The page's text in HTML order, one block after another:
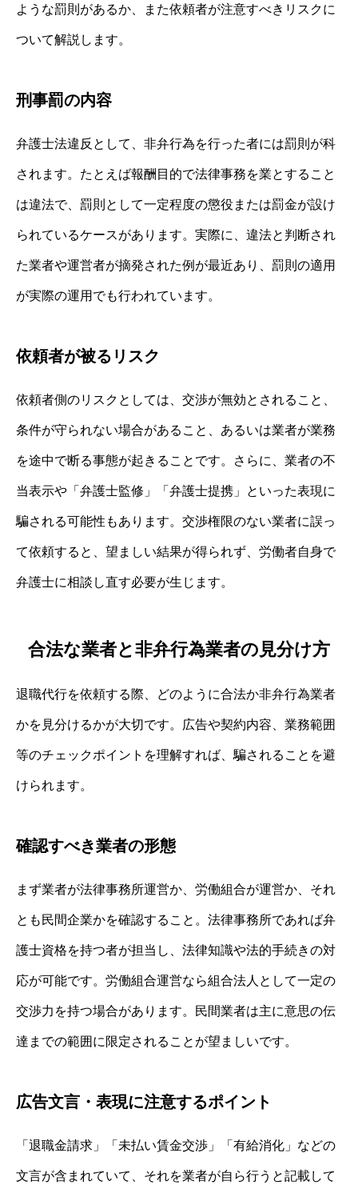
ような罰則があるか、また依頼者が注意すべきリスクに
ついて解説します。
刑事罰の内容
弁護士法違反として、非弁行為を行った者には罰則が科
されます。たとえば報酬目的で法律事務を業とすること
は違法で、罰則として一定程度の懲役または罰金が設け
られているケースがあります。実際に、違法と判断され
た業者や運営者が摘発された例が最近あり、罰則の適用
が実際の運用でも行われています。
依頼者が被るリスク
依頼者側のリスクとしては、交渉が無効とされること、
条件が守られない場合があること、あるいは業者が業務
を途中で断る事態が起きることです。さらに、業者の不
当表示や「弁護士監修」「弁護士提携」といった表現に
騙される可能性もあります。交渉権限のない業者に誤っ
て依頼すると、望ましい結果が得られず、労働者自身で
弁護士に相談し直す必要が生じます。
合法な業者と非弁行為業者の見分け方
退職代行を依頼する際、どのように合法か非弁行為業者
かを見分けるかが大切です。広告や契約内容、業務範囲
等のチェックポイントを理解すれば、騙されることを避
けられます。
確認すべき業者の形態
まず業者が法律事務所運営か、労働組合が運営か、それ
とも民間企業かを確認すること。法律事務所であれば弁
護士資格を持つ者が担当し、法律知識や法的手続きの対
応が可能です。労働組合運営なら組合法人として一定の
交渉力を持つ場合があります。民間業者は主に意思の伝
達までの範囲に限定されることが望ましいです。
広告文言・表現に注意するポイント
「退職金請求」「未払い賃金交渉」「有給消化」などの
文言が含まれていて、それを業者が自ら行うと記載して